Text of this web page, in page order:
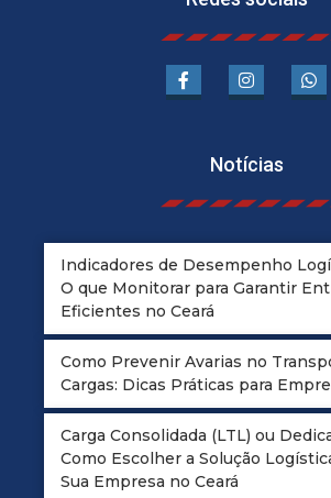
Notícias
Indicadores de Desempenho
O que Monitorar para Garantir
Eficientes no Ceará
Como Prevenir Avarias no
Cargas: Dicas Práticas para
Carga Consolidada (LTL) ou
Como Escolher a Solução
Sua Empresa no Ceará